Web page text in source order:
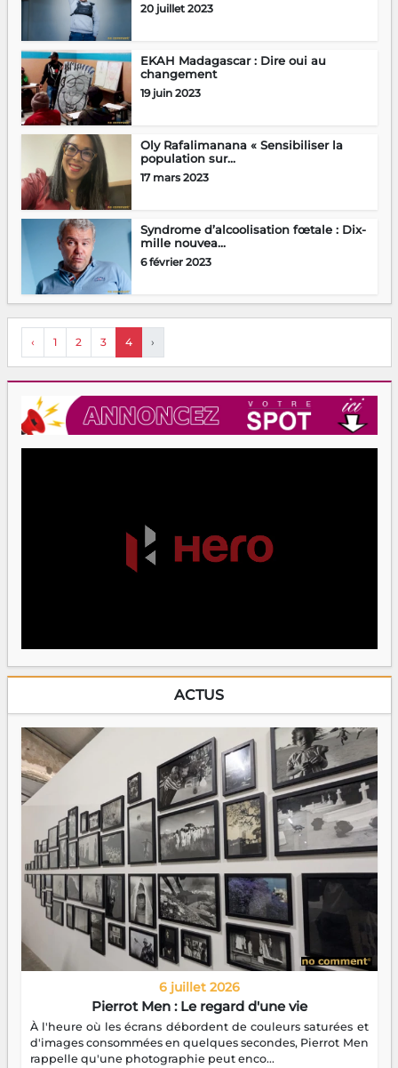
20 juillet 2023
EKAH Madagascar : Dire oui au
changement
19 juin 2023
Oly Rafalimanana « Sensibiliser la
population sur...
17 mars 2023
Syndrome d’alcoolisation fœtale : Dix-
mille nouvea...
6 février 2023
‹ 1 2 3 4 ›
ACTUS
6 juillet 2026
Pierrot Men : Le regard d'une vie
À l'heure où les écrans débordent de couleurs saturées et
d'images consommées en quelques secondes, Pierrot Men
rappelle qu'une photographie peut enco...